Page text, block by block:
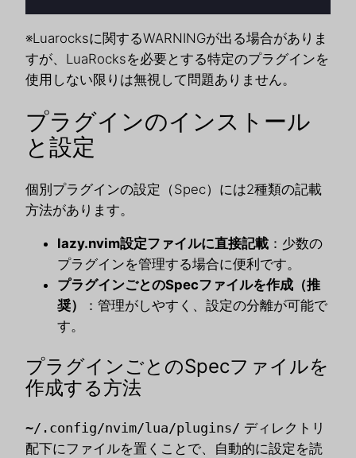
※Luarocksに関するWARNINGが出る場合がありま
すが、LuaRocksを必要とする特定のプラグインを
使用しない限りは無視して問題ありません。
プラグインのインストール
と設定
個別プラグインの設定（Spec）には2種類の記載
方法があります。
lazy.nvim設定ファイルに直接記載 ：少数の
プラグインを管理する場合に便利です。
プラグインごとのSpecファイルを作成（推
奨）
：管理がしやすく、設定の分離が可能で
す。
プラグインごとのSpecファイルを
作成する方法
~/.config/nvim/lua/plugins/ ディレクトリ
配下にファイルを置くことで、自動的に設定を読